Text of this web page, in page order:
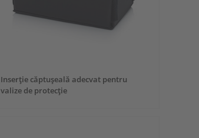
Inserţie căptuşeală adecvat pentru
valize de protecţie